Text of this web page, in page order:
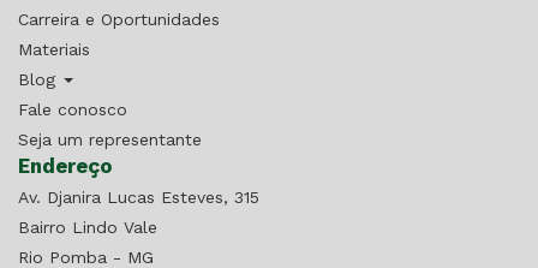
Carreira e Oportunidades
Materiais
Blog
Fale conosco
Seja um representante
Endereço
Av. Djanira Lucas Esteves, 315
Bairro Lindo Vale
Rio Pomba - MG